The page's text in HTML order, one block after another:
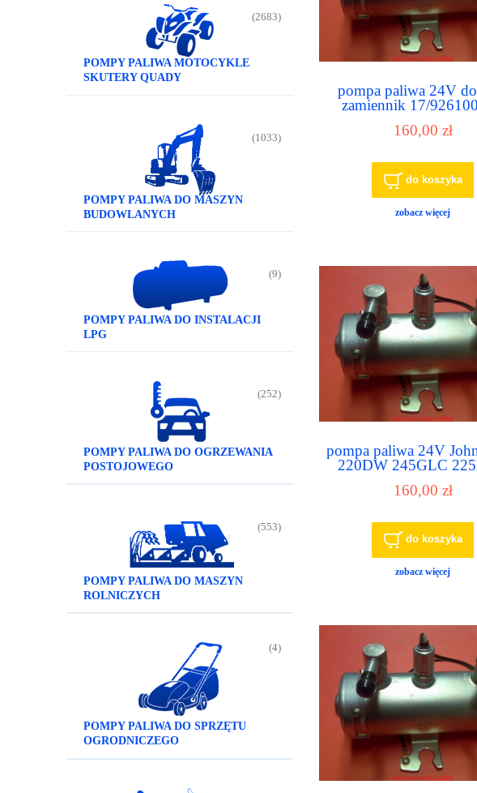
POMPY PALIWA MOTOCYKLE
SKUTERY QUADY
(2683)
POMPY PALIWA DO MASZYN
BUDOWLANYCH
(1033)
POMPY PALIWA DO INSTALACJI
LPG
(9)
POMPY PALIWA DO OGRZEWANIA
POSTOJOWEGO
(252)
POMPY PALIWA DO MASZYN
ROLNICZYCH
(553)
POMPY PALIWA DO SPRZĘTU
OGRODNICZEGO
(4)
pompa paliwa 24V
zamiennik 17/
160,00 zł
do koszyka
zobacz więcej
pompa paliwa 24V
220DW 245GLC
160,00 zł
do koszyka
zobacz więcej